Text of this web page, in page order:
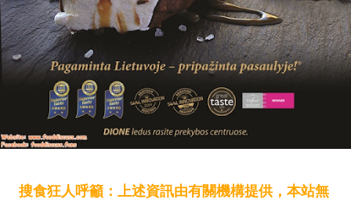
搜食狂人呼籲：上述資訊由有關機構提供，本站無